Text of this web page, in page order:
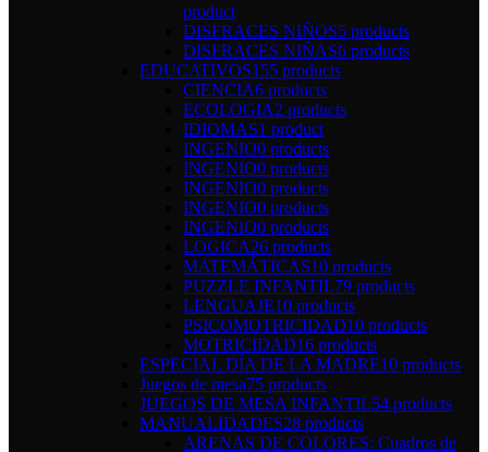
product
DISFRACES NIÑOS5 products
DISFRACES NIÑAS6 products
EDUCATIVOS155 products
CIENCIA6 products
ECOLOGIA2 products
IDIOMAS1 product
INGENIO0 products
INGENIO0 products
INGENIO0 products
INGENIO0 products
INGENIO0 products
LOGICA26 products
MATEMÁTICAS10 products
PUZZLE INFANTIL79 products
LENGUAJE10 products
PSICOMOTRICIDAD10 products
MOTRICIDAD16 products
ESPECIAL DÍA DE LA MADRE10 products
Juegos de mesa75 products
JUEGOS DE MESA INFANTIL54 products
MANUALIDADES28 products
ARENAS DE COLORES: Cuadros de